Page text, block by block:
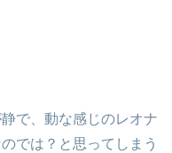
で、動な感じのレオナ
では？と思ってしまう